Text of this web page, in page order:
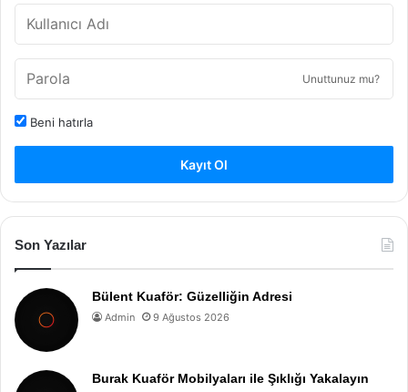
Unuttunuz mu?
Beni hatırla
Kayıt Ol
Son Yazılar
Bülent Kuaför: Güzelliğin Adresi
Admin 9 Ağustos 2026
Burak Kuaför Mobilyaları ile Şıklığı Yakalayın